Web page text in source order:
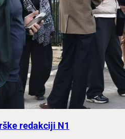
redakciji N1